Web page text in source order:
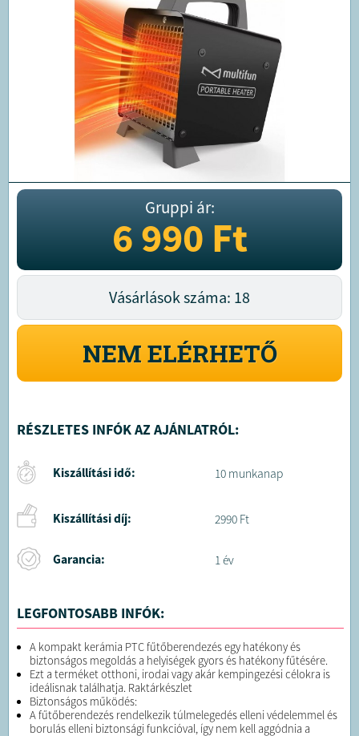
Gruppi ár:
6 990Ft
Vásárlások száma: 18
NEM ELÉRHETŐ
RÉSZLETES INFÓK AZ AJÁNLATRÓL:
Kiszállítási idő: 10 munkanap
Kiszállítási díj: 2990 Ft
Garancia: 1 év
LEGFONTOSABB INFÓK:
A kompakt kerámia PTC fűtőberendezés egy hatékony és
biztonságos megoldás a helyiségek gyors és hatékony fűtésére.
Ezt a terméket otthoni, irodai vagy akár kempingezési célokra is
ideálisnak találhatja. Raktárkészlet
Biztonságos működés:
A fűtőberendezés rendelkezik túlmelegedés elleni védelemmel és
borulás elleni biztonsági funkcióval, így nem kell aggódnia a